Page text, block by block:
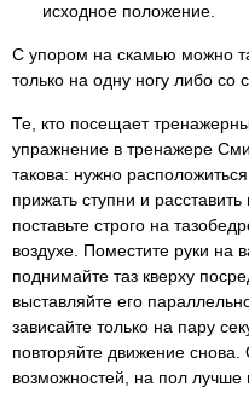
исходное положение.
С упором на скамью можно
только на одну ногу либо со
Те, кто посещает
упражнение в тренажере
такова: нужно
прижать ступни и
поставьте строго на
воздухе. Поместите руки на
поднимайте таз кверху
выставляйте его
зависайте только на пару
повторяйте движение снова.
возможностей, на пол лучше